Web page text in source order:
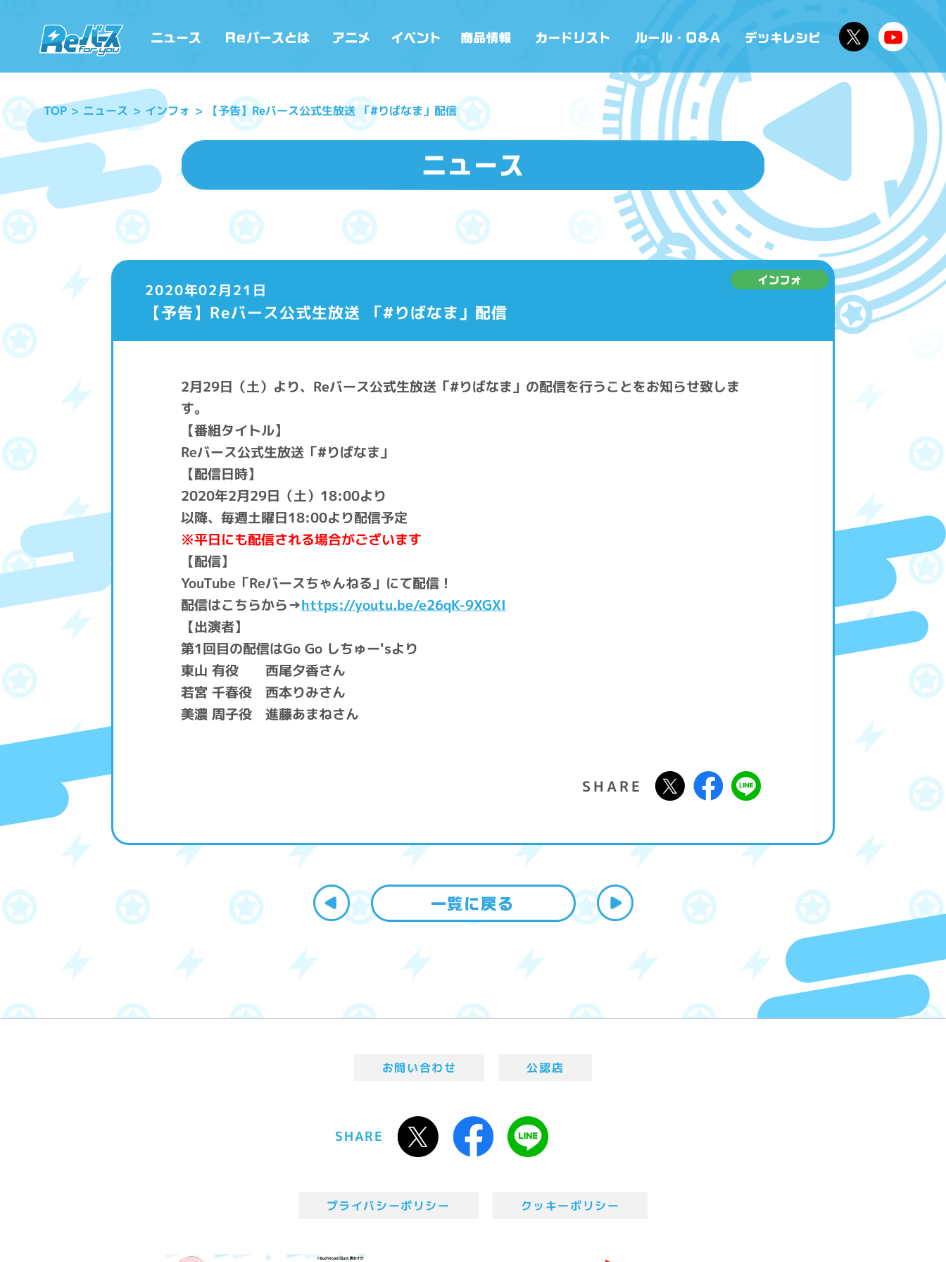
TOP ニュース インフォ 【予告】Reバース公式生放送 「#りばなま」配信
2020年02月21日
【予告】Reバース公式生放送 「#りばなま」配信
2月29日（土）より、Reバース公式生放送「#りばなま」の配信を行うことをお知らせ致しま
す。
【番組タイトル】
Reバース公式生放送「#りばなま」
【配信日時】
2020年2月29日（土）18:00より
以降、毎週土曜日18:00より配信予定
※平日にも配信される場合がございます
【配信】
YouTube「Reバースちゃんねる」にて配信！
配信はこちらから→https://youtu.be/e26qK-9XGXI
【出演者】
第1回目の配信はGo Go しちゅー'sより
東山 有役 西尾夕香さん
若宮 千春役 西本りみさん
美濃 周子役 進藤あまねさん
お問い合わせ 公認店
SHARE
プライバシーポリシー クッキーポリシー